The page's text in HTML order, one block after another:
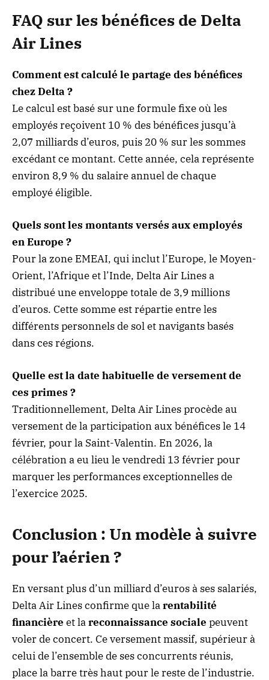
FAQ sur les bénéfices de Delta
Air Lines
Comment est calculé le partage des bénéfices
chez Delta ?
Le calcul est basé sur une formule fixe où les
employés reçoivent 10 % des bénéfices jusqu’à
2,07 milliards d’euros, puis 20 % sur les sommes
excédant ce montant. Cette année, cela représente
environ 8,9 % du salaire annuel de chaque
employé éligible.
Quels sont les montants versés aux employés
en Europe ?
Pour la zone EMEAI, qui inclut l’Europe, le Moyen-
Orient, l’Afrique et l’Inde, Delta Air Lines a
distribué une enveloppe totale de 3,9 millions
d’euros. Cette somme est répartie entre les
différents personnels de sol et navigants basés
dans ces régions.
Quelle est la date habituelle de versement de
ces primes ?
Traditionnellement, Delta Air Lines procède au
versement de la participation aux bénéfices le 14
février, pour la Saint-Valentin. En 2026, la
célébration a eu lieu le vendredi 13 février pour
marquer les performances exceptionnelles de
l’exercice 2025.
Conclusion : Un modèle à suivre
pour l’aérien ?
En versant plus d’un milliard d’euros à ses salariés,
Delta Air Lines confirme que larentabilité
financière et lareconnaissance sociale peuvent
voler de concert. Ce versement massif, supérieur à
celui de l’ensemble de ses concurrents réunis,
place la barre très haut pour le reste de l’industrie.